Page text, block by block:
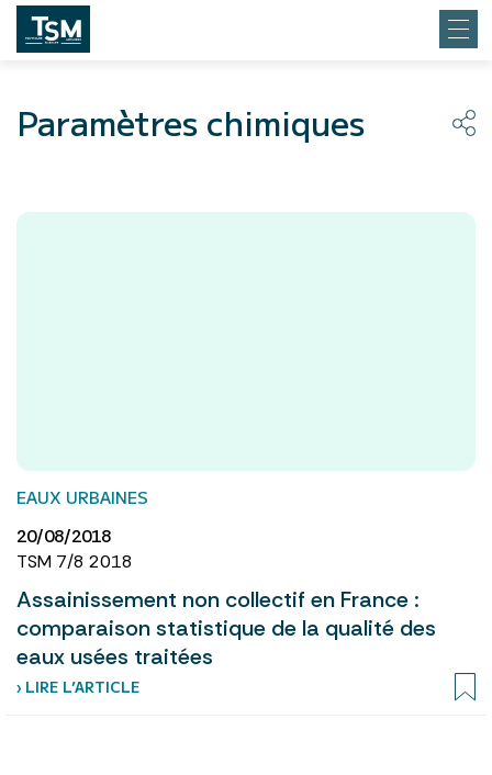
Paramètres chimiques
EAUX URBAINES
20/08/2018
TSM 7/8 2018
Assainissement non collectif en France :
comparaison statistique de la qualité des
eaux usées traitées
› LIRE L’ARTICLE